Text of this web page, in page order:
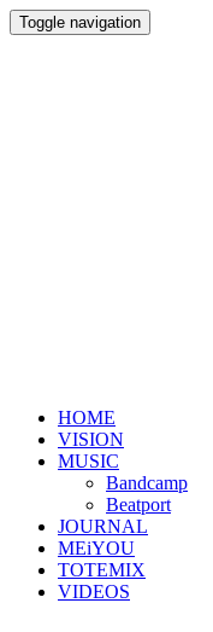
Toggle navigation
HOME
VISION
MUSIC
Bandcamp
Beatport
JOURNAL
MEiYOU
TOTEMIX
VIDEOS